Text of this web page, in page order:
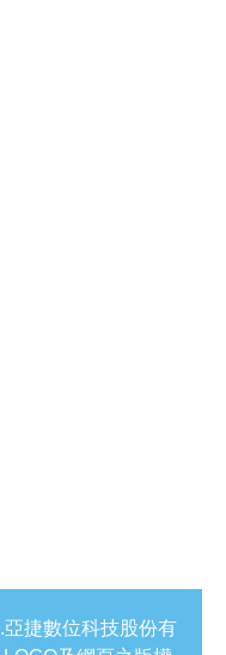
捷數位科技股份有